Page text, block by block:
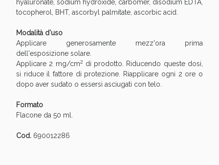
hyaluronate, sodium hydroxide, carbomer, disodium EDTA,
tocopherol, BHT, ascorbyl palmitate, ascorbic acid.
Modalità d'uso
Applicare generosamente mezz'ora prima
dell'esposizione solare.
Applicare 2 mg/cm2 di prodotto. Riducendo queste dosi,
si riduce il fattore di protezione. Riapplicare ogni 2 ore o
dopo aver sudato o essersi asciugati con telo.
Formato
Flacone da 50 ml.
Cod.690012286
Benessere Intestinale: Sconto fino al 55% valido